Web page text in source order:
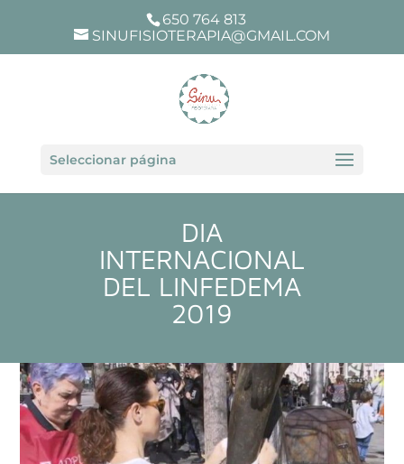
650 764 813
SINUFISIOTERAPIA@GMAIL.COM
Seleccionar página
DIA
INTERNACIONAL
DEL LINFEDEMA
2019